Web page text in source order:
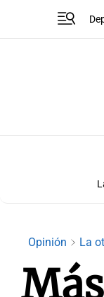
Opinión La